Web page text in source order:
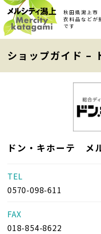
秋田県潟上市
衣料品などが
です
ショップガイド –
ドン・キホーテ メ
TEL
0570-098-611
FAX
018-854-8622